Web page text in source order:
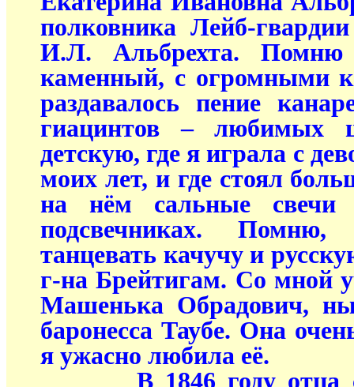
полковника Лейб-
И.Л. Альбрехта.
каменный, с огромными
раздавалось пение
гиацинтов – любимых
детскую, где я играла с
моих лет, и где стоял
на нём сальные
подсвечниках.
танцевать качучу и
г-на Брейтигам. Со мной
Машенька Обрадович,
баронесса Таубе. Она
я ужасно любила её.
В 1846 году отца